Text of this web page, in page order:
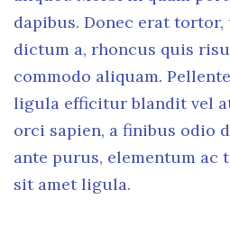
dapibus. Donec erat
dictum a, rhoncus quis
commodo aliquam.
ligula efficitur blandit vel
orci sapien, a finibus odio
ante purus, elementum ac
sit amet ligula.